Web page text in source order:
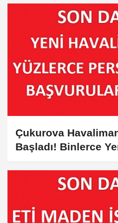
Çukurova
Başladı! Binlerce
Sunuluyor